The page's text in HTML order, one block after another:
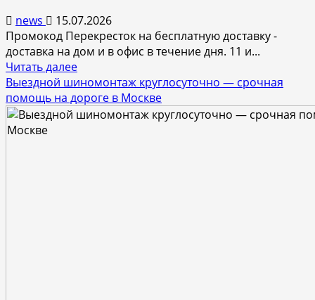
news
15.07.2026
Промокод Перекресток на бесплатную доставку -
доставка на дом и в офис в течение дня. 11 и...
Читать далееПрочитать
больше
о
100
Выездной шиномонтаж круглосуточно — срочная
помощь на дороге в Москве